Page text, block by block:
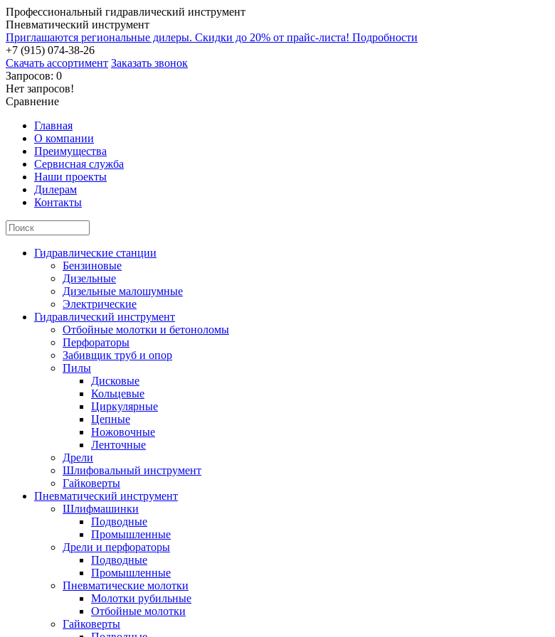
Профессиональный гидравлический инструмент
Пневматический инструмент
Приглашаются региональные дилеры. Скидки до 20% от прайс-листа! Подробности
+7 (915) 074-38-26
Скачать ассортимент Заказать звонок
Запросов: 0
Нет запросов!
Сравнение
Главная
О компании
Преимущества
Сервисная служба
Наши проекты
Дилерам
Контакты
Гидравлические станции
Бензиновые
Дизельные
Дизельные малошумные
Электрические
Гидравлический инструмент
Отбойные молотки и бетоноломы
Перфораторы
Забивщик труб и опор
Пилы
Дисковые
Кольцевые
Циркулярные
Цепные
Ножовочные
Ленточные
Дрели
Шлифовальный инструмент
Гайковерты
Пневматический инструмент
Шлифмашинки
Подводные
Промышленные
Дрели и перфораторы
Подводные
Промышленные
Пневматические молотки
Молотки рубильные
Отбойные молотки
Гайковерты